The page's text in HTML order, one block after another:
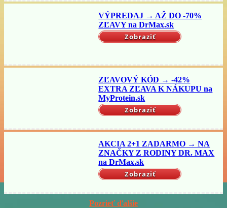
VÝPREDAJ → AŽ DO -70%
ZĽAVY na DrMax.sk
Zobraziť
ZĽAVOVÝ KÓD → -42%
EXTRA ZĽAVA K NÁKUPU na
MyProtein.sk
Zobraziť
AKCIA 2+1 ZADARMO → NA
ZNAČKY Z RODINY DR. MAX
na DrMax.sk
Zobraziť
Pozrieť ďalšie